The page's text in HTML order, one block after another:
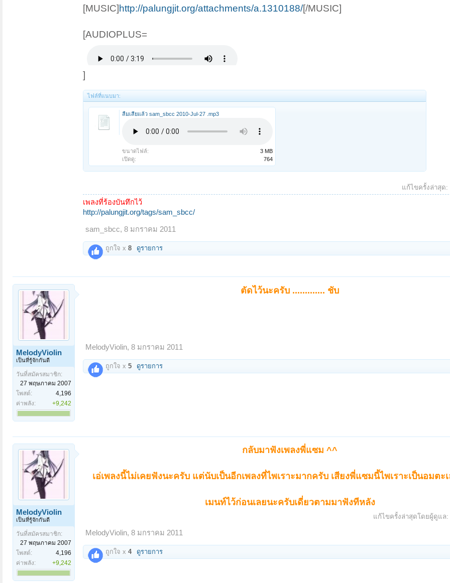
[MUSIC] http://palungjit.org/attachments/a.1310188/[/MUSIC]
[AUDIOPLUS=
]
ไฟล์ที่แนบมา:
ลืมเสียแล้ว sam_sbcc 2010-Jul-27 .mp3
ขนาดไฟล์:
3 MB
เปิดดู:
764
แก้ไขครั้งล่าสุด:
เพลงที่ร้องบันทึกไว้
http://palungjit.org/tags/sam_sbcc/
sam_sbcc, 8 มกราคม 2011
ถูกใจ x 8 ดูรายการ
MelodyViolin
เป็นที่รู้จักกันดี
วันที่สมัครสมาชิก:
27 พฤษภาคม 2007
โพสต์:
4,196
ค่าพลัง:
+9,242
ตัดไว้นะครับ ............. ชับ
MelodyViolin, 8 มกราคม 2011
ถูกใจ x 5 ดูรายการ
MelodyViolin
เป็นที่รู้จักกันดี
วันที่สมัครสมาชิก:
27 พฤษภาคม 2007
โพสต์:
4,196
ค่าพลัง:
+9,242
กลับมาฟังเพลงพี่แซม ^^
เอ่เพลงนี้ไม่เคยฟังนะครับ แต่นับเป็นอีกเพลงที่ไพเราะมากครับ เสียงพี่แซมนี้ไพเราะเป็นอมตะ
เมนท์ไว้ก่อนเลยนะครับเดี่ยวตามมาฟังทีหลัง
แก้ไขครั้งล่าสุดโดยผู้ดูแล:
MelodyViolin, 8 มกราคม 2011
ถูกใจ x 4 ดูรายการ